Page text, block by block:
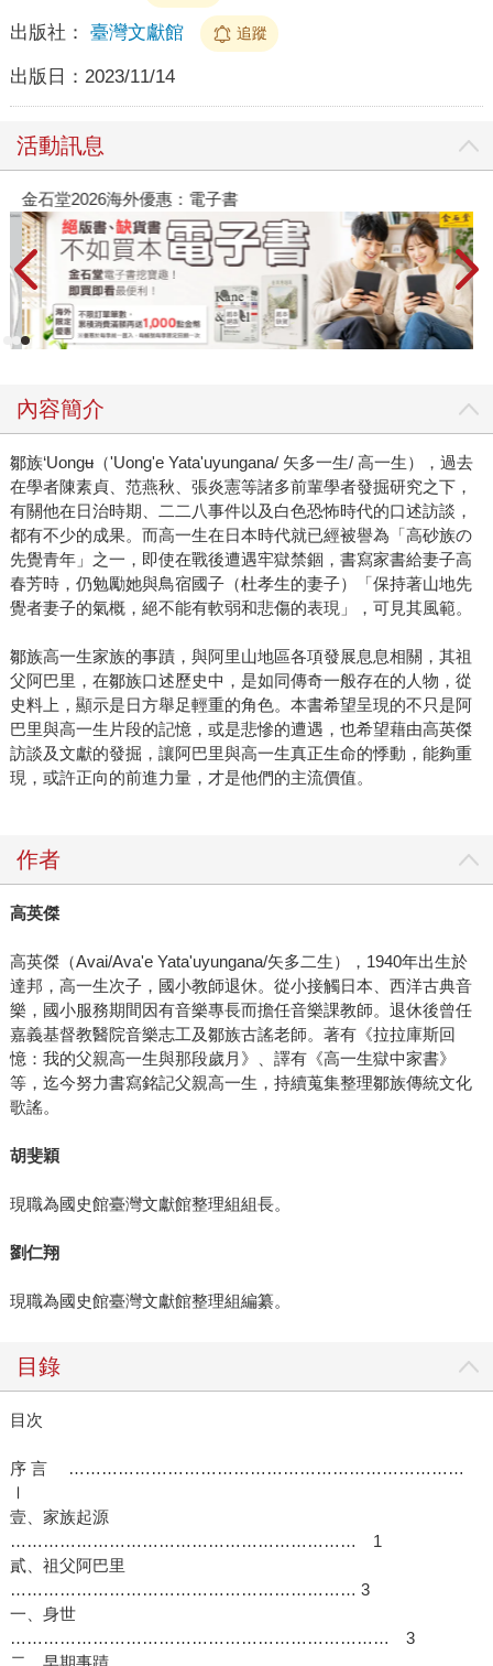
出版社： 臺灣文獻館 追蹤
出版日： 2023/11/14
活動訊息
金石堂2026海外優惠：電子書
內容簡介
鄒族‘Uongʉ（'Uong'e Yata'uyungana/ 矢多一生/ 高一生），過去
在學者陳素貞、范燕秋、張炎憲等諸多前輩學者發掘研究之下，
有關他在日治時期、二二八事件以及白色恐怖時代的口述訪談，
都有不少的成果。而高一生在日本時代就已經被譽為「高砂族の
先覺青年」之一，即使在戰後遭遇牢獄禁錮，書寫家書給妻子高
春芳時，仍勉勵她與鳥宿國子（杜孝生的妻子）「保持著山地先
覺者妻子的氣概，絕不能有軟弱和悲傷的表現」，可見其風範。
鄒族高一生家族的事蹟，與阿里山地區各項發展息息相關，其祖
父阿巴里，在鄒族口述歷史中，是如同傳奇一般存在的人物，從
史料上，顯示是日方舉足輕重的角色。本書希望呈現的不只是阿
巴里與高一生片段的記憶，或是悲慘的遭遇，也希望藉由高英傑
訪談及文獻的發掘，讓阿巴里與高一生真正生命的悸動，能夠重
現，或許正向的前進力量，才是他們的主流價值。
作者
高英傑
高英傑（Avai/Ava'e Yata'uyungana/矢多二生），1940年出生於
達邦，高一生次子，國小教師退休。從小接觸日本、西洋古典音
樂，國小服務期間因有音樂專長而擔任音樂課教師。退休後曾任
嘉義基督教醫院音樂志工及鄒族古謠老師。著有《拉拉庫斯回
憶：我的父親高一生與那段歲月》、譯有《高一生獄中家書》
等，迄今努力書寫銘記父親高一生，持續蒐集整理鄒族傳統文化
歌謠。
胡斐穎
現職為國史館臺灣文獻館整理組組長。
劉仁翔
現職為國史館臺灣文獻館整理組編纂。
目錄
目次
序 言 ………………………………………………………………
Ⅰ
壹、家族起源
……………………………………………………… 1
貳、祖父阿巴里
……………………………………………………… 3
一、身世
…………………………………………………………… 3
二、早期事蹟